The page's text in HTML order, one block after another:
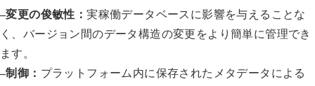
–変更の俊敏性：実稼働データベースに影響を与えることな
く、バージョン間のデータ構造の変更をより簡単に管理でき
ます。
–制御： プラットフォーム内に保存されたメタデータによる